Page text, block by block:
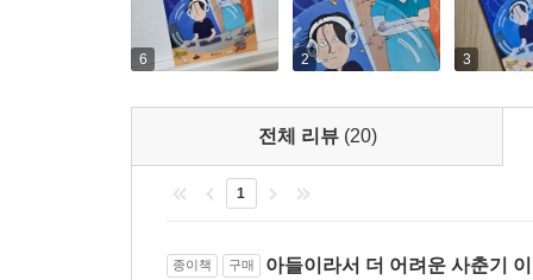
5학년 1학기 국어-가 2. 작품을 감상해요
5학년 2학기 국어-가 1. 마음을 나누며 대화해요
6 2 3
전체 리뷰 (20)
1
종이책 구매 아들이라서 더 어려운 사춘기